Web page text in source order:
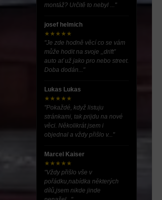
montáž? Určitě to nebyl ..."
josef helmich
★★★★★
"Je zde hodně věcí co se vám
může hodit na svoje ,,drift”
auto ať už jako pro nebo street.
Doba dodán..."
Lukas Lukas
★★★★★
"Pokaždé, když listuju
stránkami, tak prijdu na nové
věci. Několikrát jsem i
objednal a vždy přišlo v..."
Marcel Kaiser
★★★★★
"Vždy přišlo vše v
pořádku,nabídka některých
dílů,jsem nikde jinde